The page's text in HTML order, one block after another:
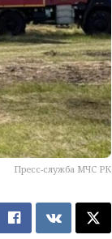
Пресс-служба МЧС РК